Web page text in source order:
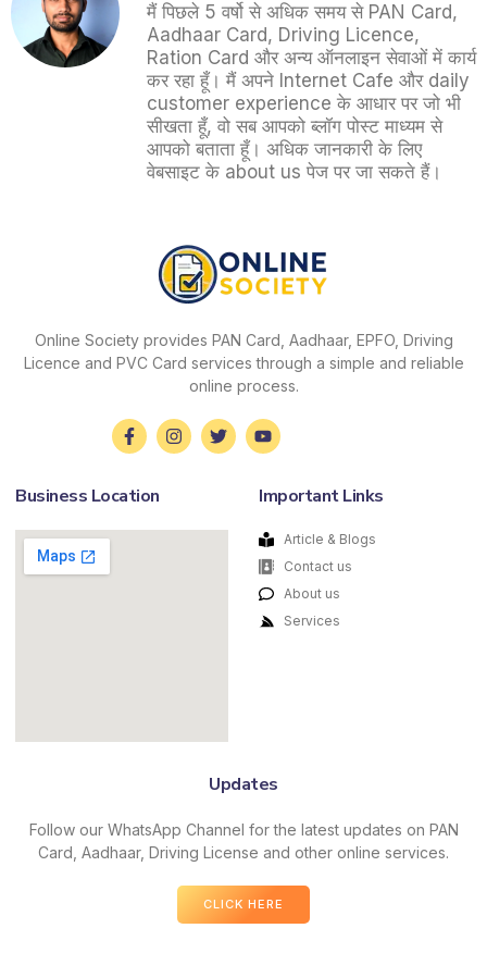
मैं पिछले 5 वर्षो से अधिक समय से PAN Card,
Aadhaar Card, Driving Licence,
Ration Card और अन्य ऑनलाइन सेवाओं में कार्य
कर रहा हूँ। मैं अपने Internet Cafe और daily
customer experience के आधार पर जो भी
सीखता हूँ, वो सब आपको ब्लॉग पोस्ट माध्यम से
आपको बताता हूँ। अधिक जानकारी के लिए
वेबसाइट के about us पेज पर जा सकते हैं।
Online Society provides PAN Card, Aadhaar, EPFO, Driving
Licence and PVC Card services through a simple and reliable
online process.
Business Location Important Links
Article & Blogs
Contact us
About us
Services
Updates
Follow our WhatsApp Channel for the latest updates on PAN
Card, Aadhaar, Driving License and other online services.
CLICK HERE